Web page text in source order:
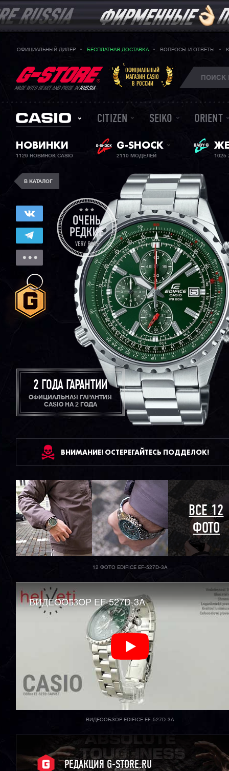
ОФИЦИАЛЬНЫЙ ДИЛЕР БЕСПЛАТНАЯ ДОСТАВКА ВОПРОСЫ И ОТВЕТЫ
MADE WITH HEART AND PRIDE INRUSSIA
ОФИЦИАЛЬНЫЙ
МАГАЗИН CASIO
В РОССИИ
CITIZEN SEIKO ORIENT
НОВИНКИ
1129 НОВИНОК CASIO
G-SHOCK
2110 МОДЕЛЕЙ
В КАТАЛОГ
2 ГОДА ГАРАНТИИ
ОФИЦИАЛЬНАЯ ГАРАНТИЯ
CASIO НА 2 ГОДА
ВНИМАНИЕ! ОСТЕРЕГАЙТЕСЬ ПОДДЕЛОК!
ВСЕ 12
ФОТО
12 ФОТО EDIFICE EF-527D-3A
ВИДEOOБЗOP EF-527D-3A
ВИДЕООБЗОР EDIFICE EF-527D-3A
РЕДАКЦИЯ G-STORE.RU